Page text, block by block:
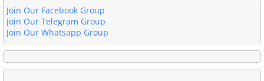
Join Our Facebook Group
Join Our Telegram Group
Join Our Whatsapp Group